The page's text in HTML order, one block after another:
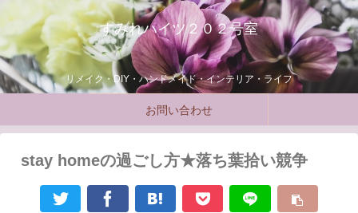
すみれハイツ２０２号室
リメイク・DIY・ハンドメイド・インテリア・ライフ
お問い合わせ
stay homeの過ごし方★落ち葉拾い競争